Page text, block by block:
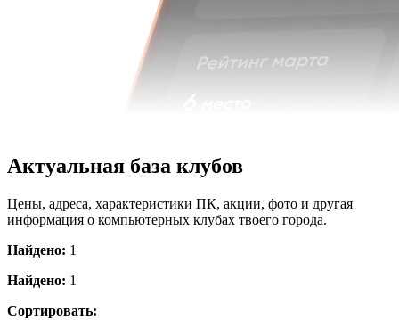
Актуальная база клубов
Цены, адреса, характеристики ПК, акции, фото и другая
информация о компьютерных клубах твоего города.
Найдено: 1
Найдено: 1
Сортировать: